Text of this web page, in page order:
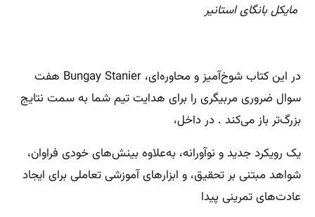
مایکل بانگای استانیر
در این کتاب شوخ‌آمیز و محاوره‌ای، Bungay Stanier هفت
سوال ضروری مربیگری را برای هدایت تیم شما به سمت نتایج
بزرگ‌تر باز می‌کند . در داخل،
یک رویکرد جدید و نوآورانه، به‌علاوه بینش‌های خودی فراوان،
شواهد مبتنی بر تحقیق، و ابزارهای آموزشی تعاملی برای ایجاد
عادت‌های تمرینی پیدا